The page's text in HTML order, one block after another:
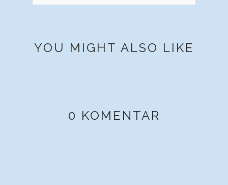
YOU MIGHT ALSO LIKE
0 KOMENTAR